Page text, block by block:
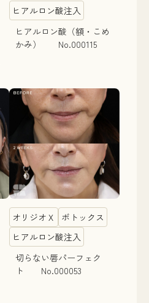
ヒアルロン酸注入
ヒアルロン酸（額・こめ
かみ） No.000115
オリジオＸ
ボトックス
ヒアルロン酸注入
切らない唇パーフェク
ト No.000053